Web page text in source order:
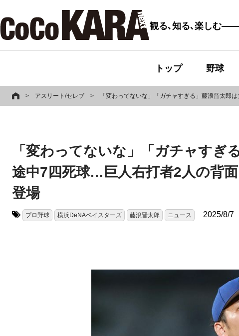
観る､知る､楽しむ――
トップ 野球
> アスリート/セレブ > 「変わってないな」「ガチャすぎる」藤浪晋太
「変わってないな」「ガチャすぎ
途中7四死球…巨人右打者2人の背
登場
プロ野球 横浜DeNAベイスターズ 藤浪晋太郎 ニュース 2025/8/7